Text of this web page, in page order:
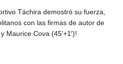
Táchira demostró su fuerza,
con las firmas de autor de
Maurice Cova (45’+1′)!